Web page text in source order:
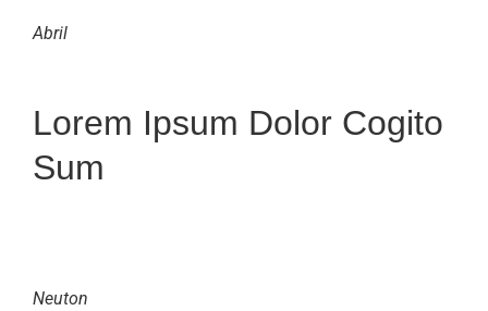
Abril
Lorem Ipsum Dolor Cogito
Sum
Neuton